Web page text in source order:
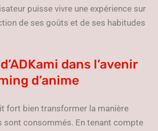
puisse vivre une expérience sur
de ses goûts et de ses habitudes
dans l’avenir
d’anime
fort bien transformer la manière
sont consommés. En tenant compte